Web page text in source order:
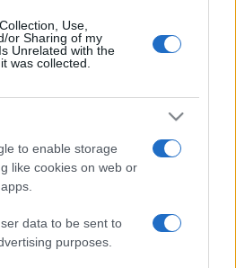
Use,
or Sharing of my
Unrelated with the
was collected.
to enable storage
like cookies on web or
data to be sent to
purposes.
ATLÉTIKAI CENTRUM MOZI
MEGOSZTÁS